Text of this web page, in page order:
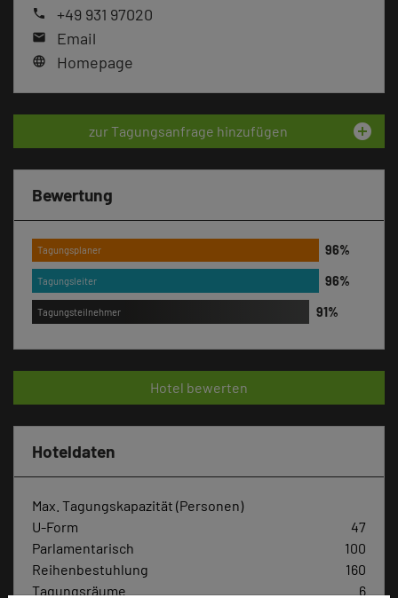
phone +49 931 97020
mail Email
language Homepage
zur Tagungsanfrage hinzufügen add_circle
Bewertung
Tagungsplaner
Tagungsleiter
Tagungsteilnehmer
Hotel bewerten
Hoteldaten
Max. Tagungskapazität (Personen)
U-Form
47
Parlamentarisch
100
Reihenbestuhlung
160
Tagungsräume
6